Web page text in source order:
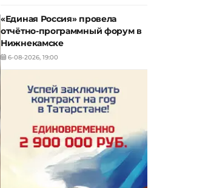
«Единая Россия» провела
отчётно-программный форум в
Нижнекамске
6-08-2026, 19:00